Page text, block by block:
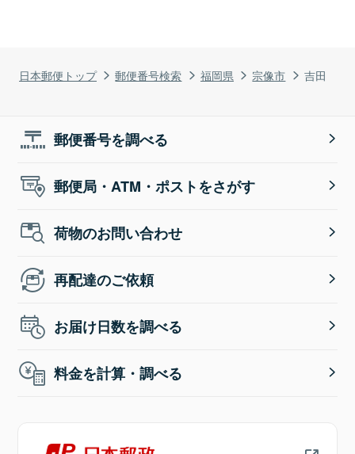
日本郵便トップ 郵便番号検索 福岡県 宗像市 吉田
郵便番号を調べる
郵便局・ATM・ポストをさがす
荷物のお問い合わせ
再配達のご依頼
お届け日数を調べる
料金を計算・調べる